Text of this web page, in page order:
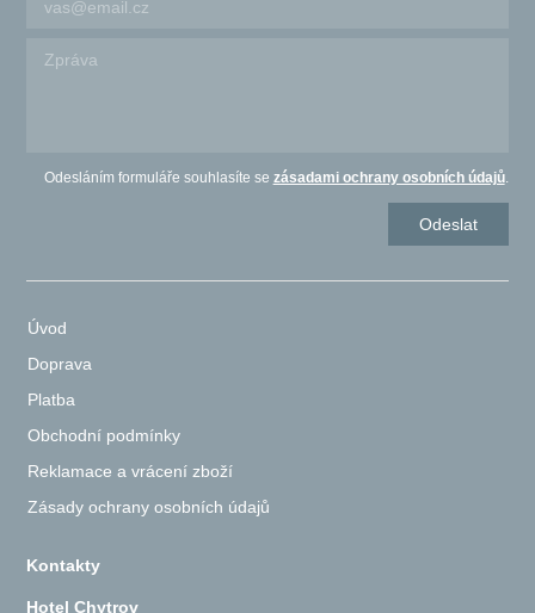
Odesláním formuláře souhlasíte se zásadami ochrany osobních údajů.
Úvod
Doprava
Platba
Obchodní podmínky
Reklamace a vrácení zboží
Zásady ochrany osobních údajů
Kontakty
Hotel Chytrov